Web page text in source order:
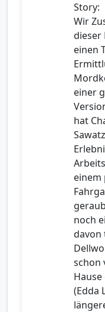
Story:
Wir
dieser
einen
einer
hat
einem
noch
davon
schon
(Edda